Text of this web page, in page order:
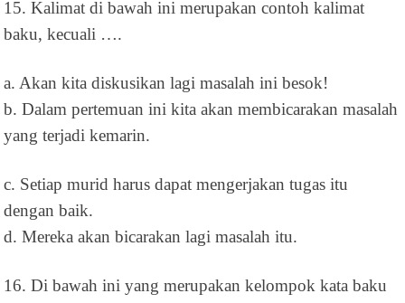
15. Kalimat di bawah ini merupakan contoh kalimat
baku, kecuali ….
a. Akan kita diskusikan lagi masalah ini besok!
b. Dalam pertemuan ini kita akan membicarakan masalah
yang terjadi kemarin.
c. Setiap murid harus dapat mengerjakan tugas itu
dengan baik.
d. Mereka akan bicarakan lagi masalah itu.
16. Di bawah ini yang merupakan kelompok kata baku